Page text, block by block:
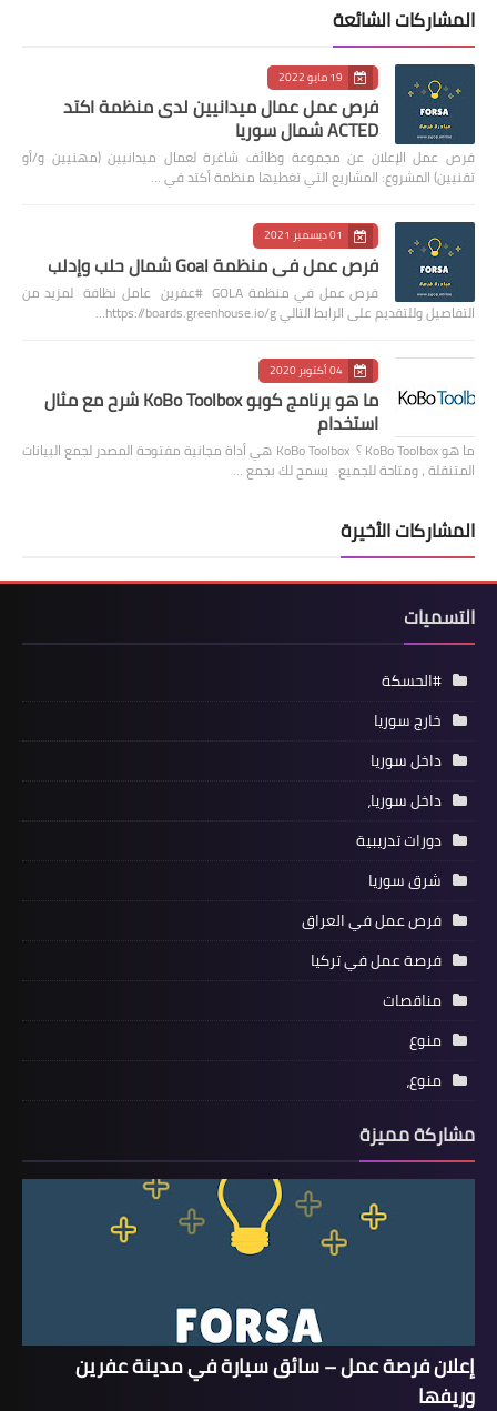
المشاركات الشائعة
19 مايو 2022
فرص عمل عمال ميدانيين لدى منظمة اكتد
ACTED شمال سوريا
فرص عمل الإعلان عن مجموعة وظائف شاغرة لعمال ميدانيين (مهنيين و/أو
تقنيين) المشروع: المشاريع التي تغطيها منظمة أكتد في …
01 ديسمبر 2021
فرص عمل في منظمة Goal شمال حلب وإدلب
فرص عمل في منظمة GOLA #عفرين عامل نظافة لمزيد من
التفاصيل وللتقديم على الرابط التالي https://boards.greenhouse.io/g…
04 أكتوبر 2020
ما هو برنامج كوبو KoBo Toolbox شرح مع مثال
استخدام
ما هو KoBo Toolbox ؟ KoBo Toolbox هي أداة مجانية مفتوحة المصدر لجمع البيانات
المتنقلة ، ومتاحة للجميع. يسمح لك بجمع …
المشاركات الأخيرة
التسميات
#الحسكة
خارج سوريا
داخل سوريا
داخل سوريا،
دورات تدريبية
شرق سوريا
فرص عمل في العراق
فرصة عمل في تركيا
مناقصات
منوع
منوع،
مشاركة مميزة
إعلان فرصة عمل – سائق سيارة في مدينة عفرين
وريفها